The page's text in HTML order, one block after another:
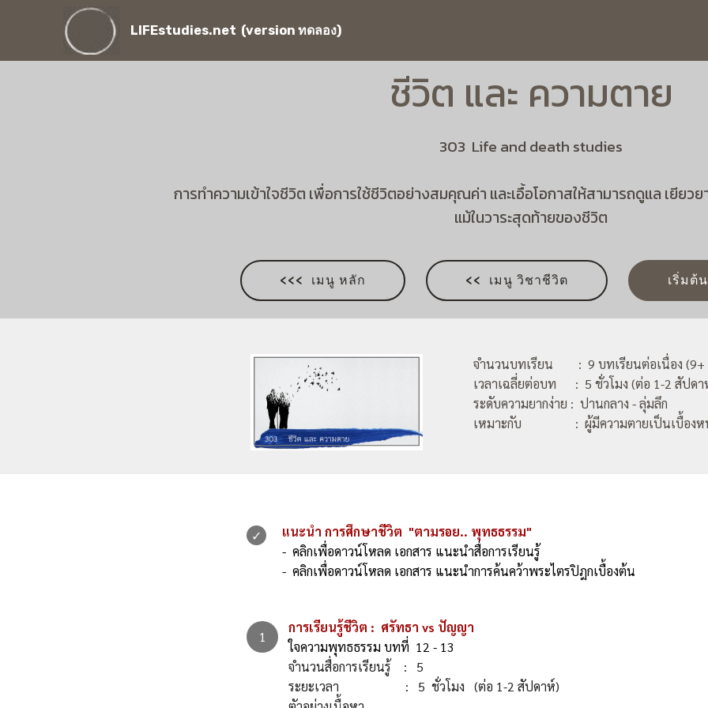
LIFEstudies.net (version ทดลอง)
ชีวิต และ ความตาย
303 Life and death studies
การทำความเข้าใจชีวิต เพื่อการใช้ชีวิตอย่างสมคุณค่า และเอื้อโอกาสให้สามารถดูแล เยีย
แม้ในวาระสุดท้ายของชีวิต
<<< เมนู หลัก << เมนู วิชาชีวิต เริ่มต้
จำนวนบทเรียน : 9 บทเรียนต่อเนื่อง (9+
เวลาเฉลี่ยต่อบท : 5 ชั่วโมง (ต่อ 1-2 สัปดา
ระดับความยากง่าย : ปานกลาง - ลุ่มลึก
เหมาะกับ : ผู้มีความตายเป็นเบื้องห
แนะนำ การศึกษาชีวิต "ตามรอย.. พุทธธรรม"
- คลิกเพื่อดาวน์โหลด เอกสาร แนะนำสื่อการเรียนรู้
- คลิกเพื่อดาวน์โหลด เอกสาร แนะนำการค้นคว้าพระไตรปิฎกเบื้องต้น
การเรียนรู้ชีวิต : ศรัทธา vs ปัญญา
ใจความพุทธธรรม บทที่ 12 - 13
จำนวนสื่อการเรียนรู้ : 5
ระยะเวลา : 5 ชั่วโมง (ต่อ 1-2 สัปดาห์)